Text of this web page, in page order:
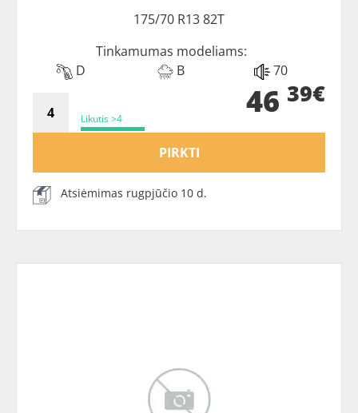
175/70 R13 82T
Tinkamumas modeliams:
D
B 70
Likutis >4 46 39€
PIRKTI
Atsiėmimas rugpjūčio 10 d.